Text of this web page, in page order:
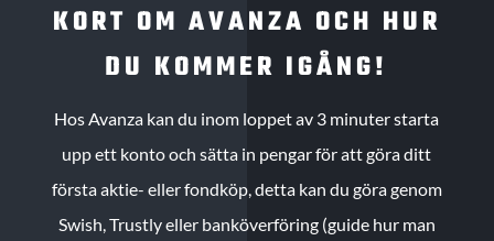
KORT OM AVANZA OCH HUR
DU KOMMER IGÅNG!
Hos Avanza kan du inom loppet av 3 minuter starta
upp ett konto och sätta in pengar för att göra ditt
första aktie- eller fondköp, detta kan du göra genom
Swish, Trustly eller banköverföring (guide hur man